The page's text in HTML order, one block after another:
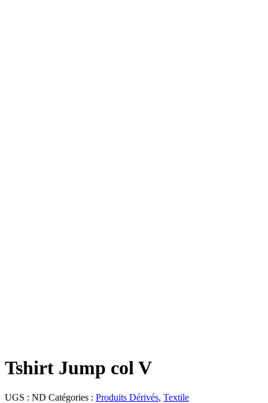
Tshirt Jump col V
UGS : ND Catégories : Produits Dérivés, Textile